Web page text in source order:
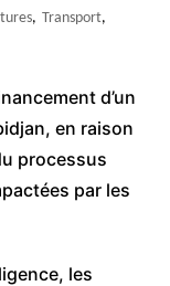
, Transport,
d’un
en raison
processus
par les
les